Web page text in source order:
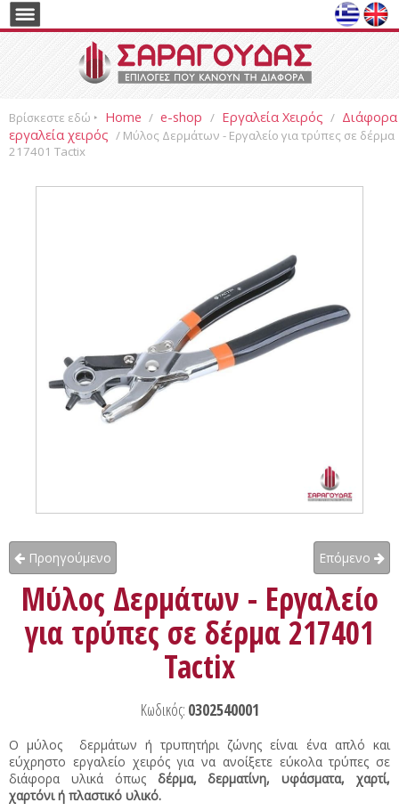
Βρίσκεστε εδώ ‣ Home / e-shop / Εργαλεία Χειρός / Διάφορα
εργαλεία χειρός / Μύλος Δερμάτων - Εργαλείο για τρύπες σε δέρμα
217401 Tactix
Προηγούμενο Επόμενο
Μύλος Δερμάτων - Εργαλείο
για τρύπες σε δέρμα 217401
Tactix
Κωδικός: 0302540001
Ο μύλος δερμάτων ή τρυπητήρι ζώνης είναι ένα απλό και
εύχρηστο εργαλείο χειρός για να ανοίξετε εύκολα τρύπες σε
διάφορα υλικά όπως δέρμα, δερματίνη, υφάσματα, χαρτί,
χαρτόνι ή πλαστικό υλικό.